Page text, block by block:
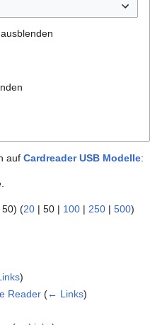
auf Cardreader USB Modelle:
50) (20 | 50 | 100 | 250 | 500)
)
Reader (← Links)